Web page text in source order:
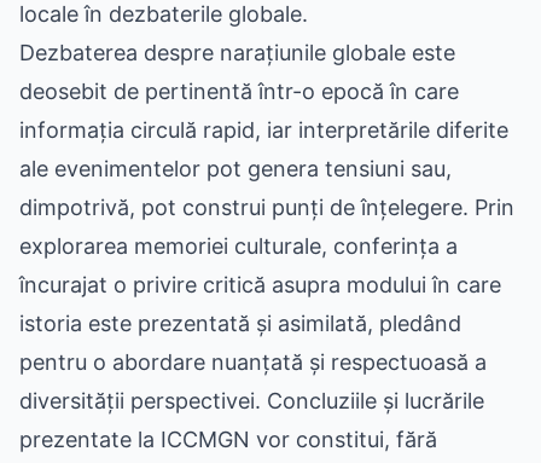
locale în dezbaterile globale.
Dezbaterea despre narațiunile globale este
deosebit de pertinentă într-o epocă în care
informația circulă rapid, iar interpretările diferite
ale evenimentelor pot genera tensiuni sau,
dimpotrivă, pot construi punți de înțelegere. Prin
explorarea memoriei culturale, conferința a
încurajat o privire critică asupra modului în care
istoria este prezentată și asimilată, pledând
pentru o abordare nuanțată și respectuoasă a
diversității perspectivei. Concluziile și lucrările
prezentate la ICCMGN vor constitui, fără